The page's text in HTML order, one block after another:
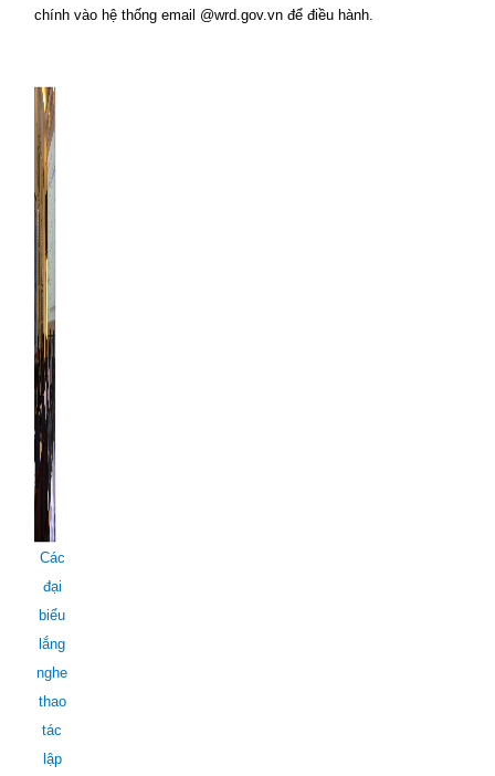
chính vào hệ thống email @wrd.gov.vn để điều hành.
Các
đại
biểu
lắng
nghe
thao
tác
lập